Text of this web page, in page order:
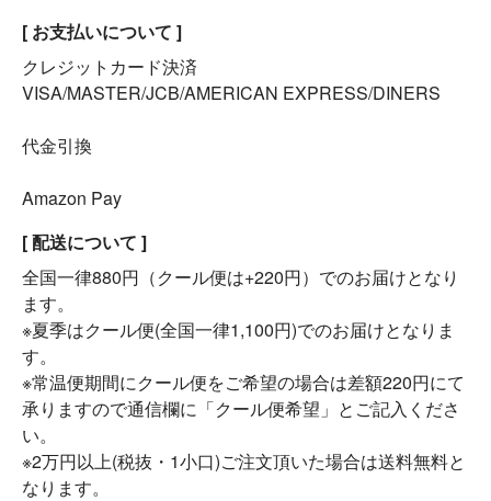
[ お支払いについて ]
クレジットカード決済
VISA/MASTER/JCB/AMERICAN EXPRESS/DINERS
代金引換
Amazon Pay
[ 配送について ]
全国一律880円（クール便は+220円）でのお届けとなり
ます。
※夏季はクール便(全国一律1,100円)でのお届けとなりま
す。
※常温便期間にクール便をご希望の場合は差額220円にて
承りますので通信欄に「クール便希望」とご記入くださ
い。
※2万円以上(税抜・1小口)ご注文頂いた場合は送料無料と
なります。